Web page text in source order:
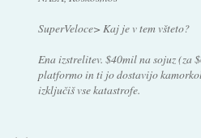
SuperVeloce> Kaj je v tem všteto?
Ena izstrelitev. $40mil na sojuz (za
platformo in ti jo dostavijo
izključiš vse katastrofe.